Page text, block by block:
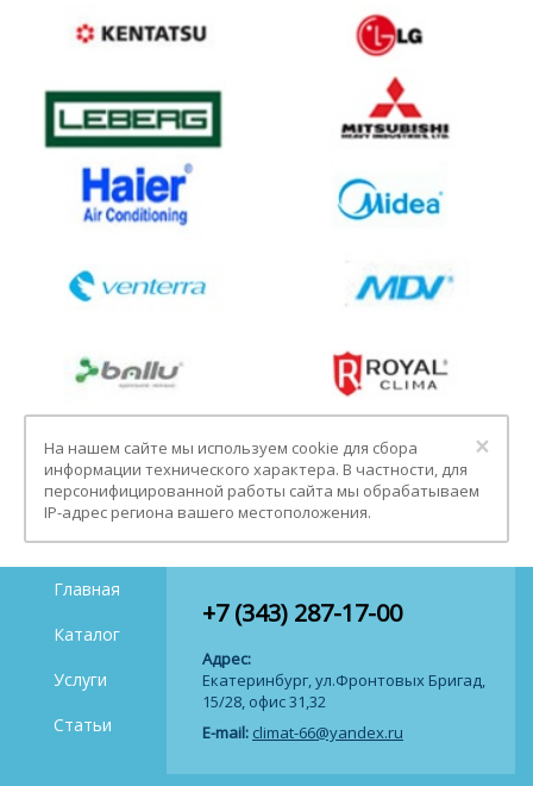
×
На нашем сайте мы используем cookie для сбора
информации технического характера. В частности, для
персонифицированной работы сайта мы обрабатываем
IP-адрес региона вашего местоположения.
+7 (343) 287-17-00
Адрес:
Екатеринбург, ул.Фронтовых Бригад,
15/28, офис 31,32
E-mail: climat-66@yandex.ru
Главная
Каталог
Услуги
Статьи